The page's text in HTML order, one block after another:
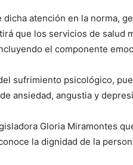
atención en la norma,
que los servicios de salud
el componente
sufrimiento psicológico,
ansiedad, angustia y
Gloria Miramontes
la dignidad de la